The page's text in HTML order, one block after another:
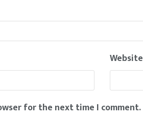
Website
for the next time I comment.